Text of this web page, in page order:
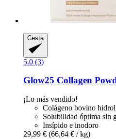
Cesta
5.0 (3)
Glow25 Collagen
¡Lo más vendido!
Colágeno bovino
Solubilidad óptima sin
Insípido e inodoro
29,99 € (66,64 € / kg)